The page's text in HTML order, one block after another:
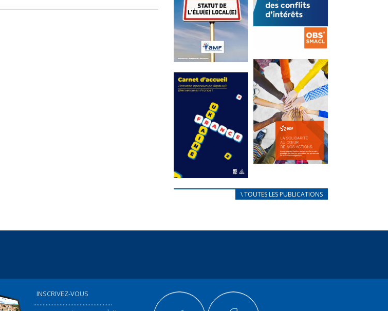
Statut de
l’élu local
Mise à jour avril
2024
FEUILLETER
La
prévention
des conflits
d’intérêts
18 septembre 2023
FEUILLETER
au coeur de
nos actions
en France,...
FEUILLETER
\ TOUTES LES PUBLICATIONS
INSCRIVEZ-VOUS
...................................................